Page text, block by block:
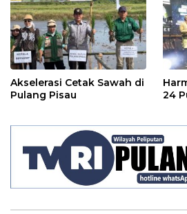
Akselerasi Cetak Sawah di
Pulang Pisau
24